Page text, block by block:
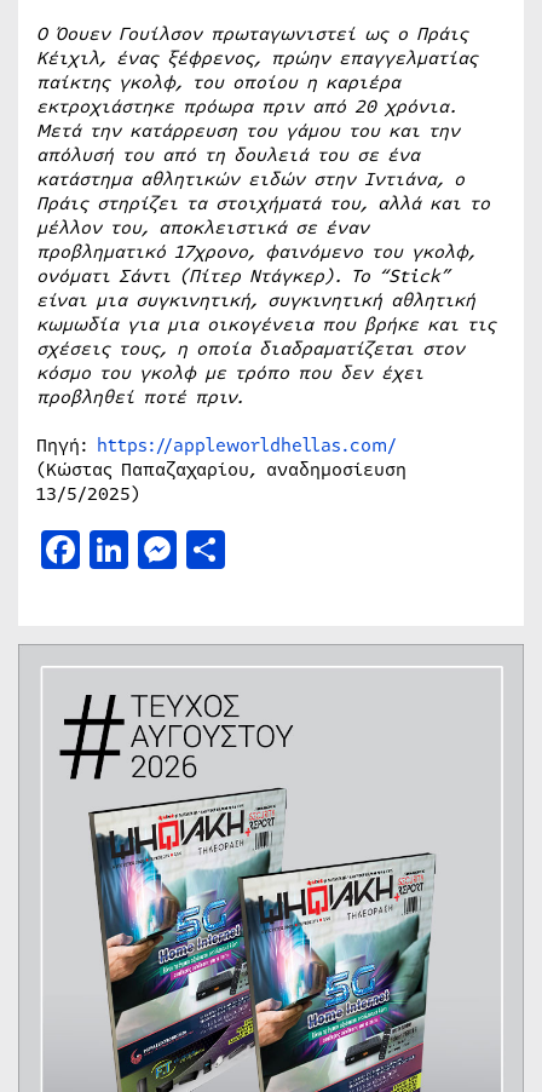
Ο Όουεν Γουίλσον πρωταγωνιστεί ως ο Πράις
Κέιχιλ, ένας ξέφρενος, πρώην επαγγελματίας
παίκτης γκολφ, του οποίου η καριέρα
εκτροχιάστηκε πρόωρα πριν από 20 χρόνια.
Μετά την κατάρρευση του γάμου του και την
απόλυσή του από τη δουλειά του σε ένα
κατάστημα αθλητικών ειδών στην Ιντιάνα, ο
Πράις στηρίζει τα στοιχήματά του, αλλά και το
μέλλον του, αποκλειστικά σε έναν
προβληματικό 17χρονο, φαινόμενο του γκολφ,
ονόματι Σάντι (Πίτερ Ντάγκερ). Το “Stick”
είναι μια συγκινητική, συγκινητική αθλητική
κωμωδία για μια οικογένεια που βρήκε και τις
σχέσεις τους, η οποία διαδραματίζεται στον
κόσμο του γκολφ με τρόπο που δεν έχει
προβληθεί ποτέ πριν.
Πηγή: https://appleworldhellas.com/
(Κώστας Παπαζαχαρίου, αναδημοσίευση
13/5/2025)
Facebook
LinkedIn
Messenger